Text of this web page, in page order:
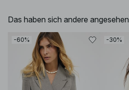
Das haben sich andere angesehen
-60% -30%